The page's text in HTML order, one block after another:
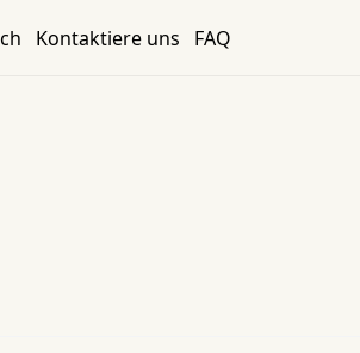
Kontaktiere uns FAQ